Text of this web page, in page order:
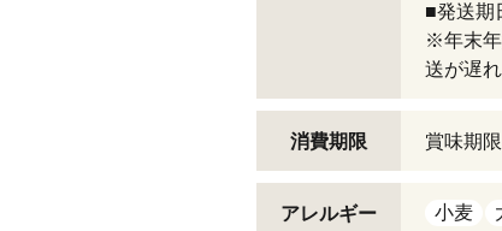
■発送期
※年末年
送が遅
消費期限 賞味期
アレルギー
小麦